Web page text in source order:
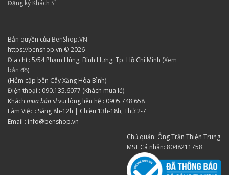
Đăng ký Khách Sỉ
Bản quyền của BenShop.VN
https://benshop.vn © 2026
Địa chỉ : 5/54 Phạm Hùng, Bình Hưng, Tp. Hồ Chí Minh (Xem
bản đồ)
(Hẻm cập bên Cây Xăng Hòa Bình)
Điện thoại : 090.135.6077 (Khách mua lẻ)
Khách mua bán sỉvui lòng liên hệ : 0905.748.658
Làm Việc : Sáng 8h-12h | Chiều 13h-18h, Thứ 2-7
Email : info@benshop.vn
Chủ quản: Ông Trần Thiện Trung
MST Cá nhân: 8048211758